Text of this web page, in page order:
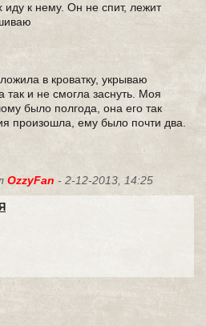
к нему. Он не спит, лежит
в кроватку, укрываю
и не смогла заснуть. Моя
было полгода, она его так
произошла, ему было почти два.
OzzyFan - 2-12-2013, 14:25